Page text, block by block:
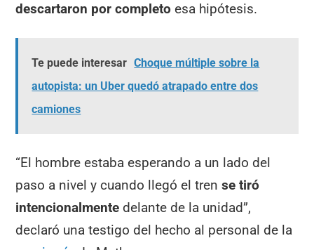
descartaron por completoesa hipótesis.
Te puede interesar Choque múltiple sobre la
autopista: un Uber quedó atrapado entre dos
camiones
“El hombre estaba esperando a un lado del
paso a nivel y cuando llegó el trense tiró
intencionalmente delante de la unidad”,
declaró una testigo del hecho al personal de la